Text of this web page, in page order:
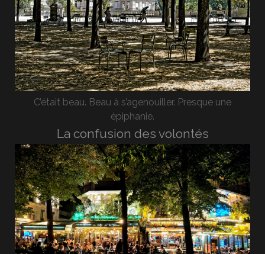
C’était beau. Beau à s’agenouiller. Presque une
épiphanie.
La confusion des volontés